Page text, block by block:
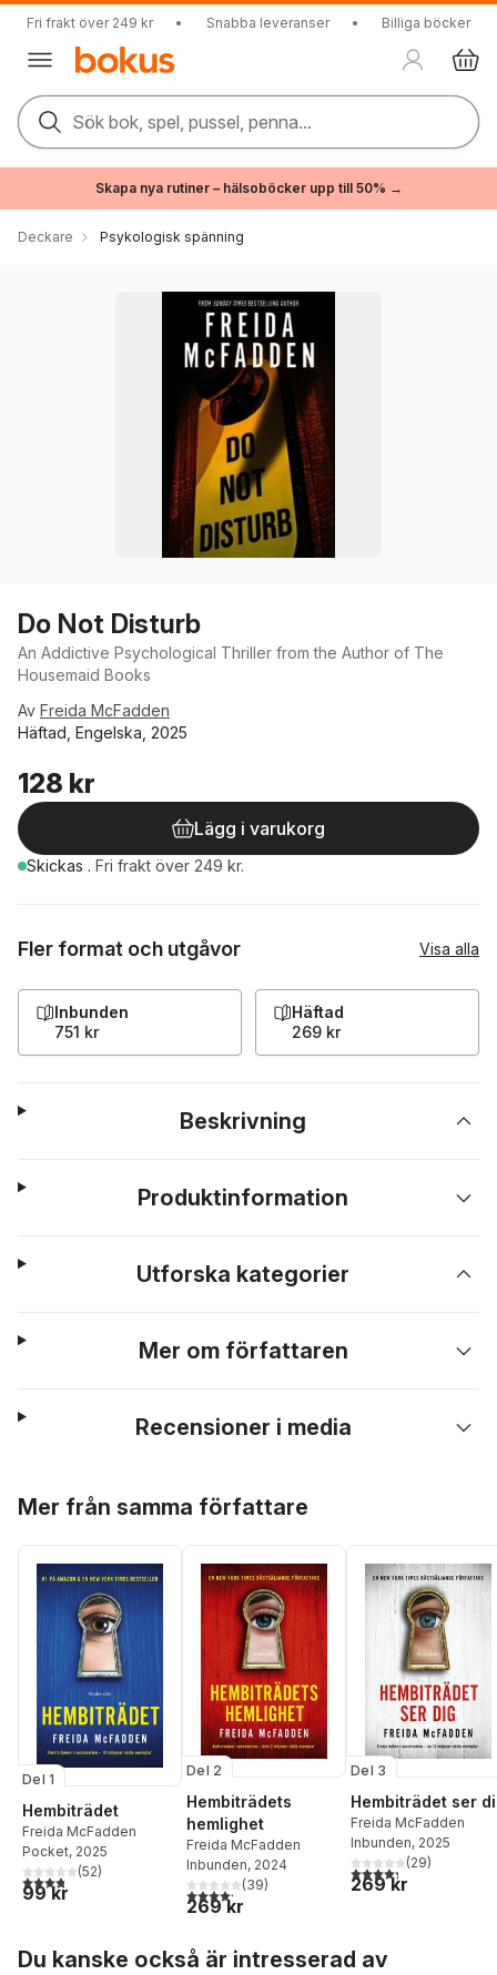
Fri frakt över 249 kr • Snabba leveranser • Billiga böcker
Sök bok, spel, pussel, penna...
Skapa nya rutiner – hälsoböcker upp till 50% →
Deckare Psykologisk spänning
Do Not Disturb
An Addictive Psychological Thriller from the Author of The
Housemaid Books
Av Freida McFadden
Häftad, Engelska, 2025
128 kr
Lägg i varukorg
Skickas . Fri frakt över 249 kr.
Fler format och utgåvor Visa alla
Inbunden
751 kr
Häftad
269 kr
Beskrivning
Produktinformation
Utforska kategorier
Mer om författaren
Recensioner i media
Mer från samma författare
Del 1
Hembiträdet
Freida McFadden
Pocket, 2025
3,8utav 5 stjärnor. Totalt antal röster:
(52)
99 kr
Del 2
Hembiträdets
hemlighet
Freida McFadden
Inbunden, 2024
4,2utav 5 stjärnor. Totalt antal röster:
(39)
269 kr
Del 3
Hembiträdet ser
Freida McFadden
Inbunden, 2025
4,3utav 5 stjärnor.
(29)
269 kr
Du kanske också är intresserad av